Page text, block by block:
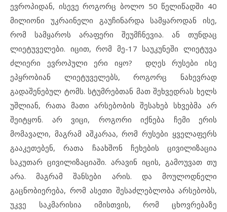
ევროპიდან, ისევე როგორც ბოლო 50 წელიწადში 40
მილიონი უკრაინელი გაუჩინარდა სამყაროდან ისე,
რომ სამყაროს არაფერი შეუმჩნევია. ან თუნდაც
ლიეტუველები. იცით, რომ მე-17 საუკუნეში ლიეტუვა
ძლიერი ევროპული ერი იყო? დღეს რუსები ისე
ეპყრობიან ლიეტუველებს, როგორც ნახევრად
გადაშენებულ ტომს. სტუმრებთან მათ შეხვედრას ხელს
უშლიან, რათა მათი არსებობის შესახებ სხვებმა არ
შეიტყონ. არ ვიცი, როგორი იქნება ჩემი ერის
მომავალი, მაგრამ აშკარაა, რომ რუსები ყველაფერს
გააკეთებენ, რათა ჩაახშონ ჩეხების ცივილიზაცია
საკუთარ ცივილიზაციაში. არავინ იცის, გამოუვათ თუ
არა. მაგრამ შანსები არის. და მოულოდნელი
გაცნობიერება, რომ ასეთი შესაძლებლობა არსებობს,
უკვე საკმარისია იმისთვის, რომ ცხოვრებაზე